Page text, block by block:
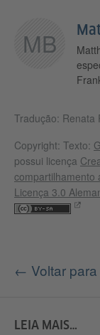
MB
Tradução: Renata
Copyright: Texto:
possui licença
compartilhamento
Licença 3.0
← Voltar para
LEIA MAIS…